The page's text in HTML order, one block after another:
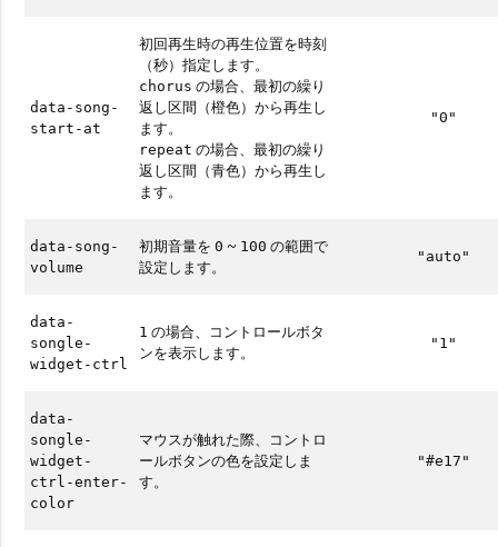
data-song-
start-at
初回再生時の再生位置を時刻
（秒）指定します。
chorus の場合、最初の繰り
返し区間（橙色）から再生し
ます。
repeat の場合、最初の繰り
返し区間（青色）から再生し
ます。
"0"
data-song-
volume
初期音量を0 ~ 100 の範囲で
設定します。
"auto"
data-
songle-
widget-ctrl
1 の場合、コントロールボタ
ンを表示します。
"1"
data-
songle-
widget-
ctrl-enter-
color
マウスが触れた際、コントロ
ールボタンの色を設定しま
す。
"#e17"